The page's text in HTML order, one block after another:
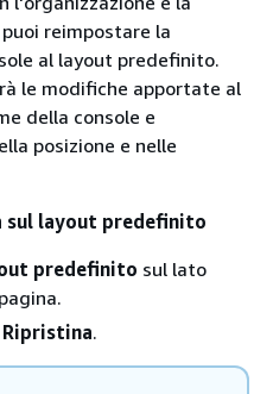
reimpostare la
al layout predefinito.
le modifiche apportate al
della console e
posizione e nelle
sul layout predefinito
predefinito sul lato
Ripristina.